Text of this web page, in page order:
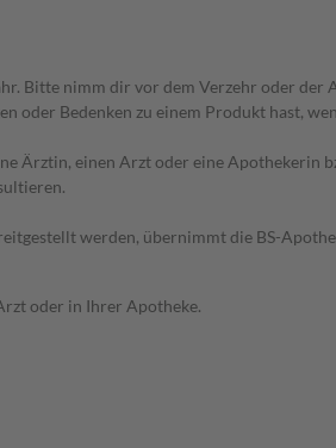
Bitte nimm dir vor dem Verzehr oder
oder Bedenken zu einem Produkt hast,
Ärztin, einen Arzt oder eine Apothekerin
werden, übernimmt die BS-
oder in Ihrer Apotheke.